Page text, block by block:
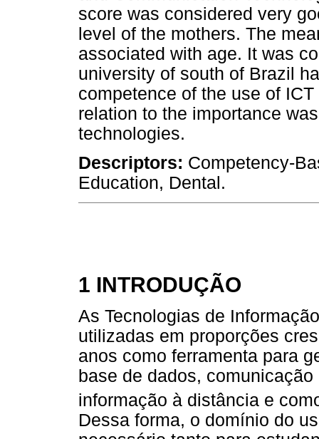
score was considered very
level of the mothers. The
associated with age. It was
university of south of Brazil
competence of the use of
relation to the importance
technologies.
Descriptors: Competency-
Education, Dental.
1 INTRODUÇÃO
As Tecnologias de
utilizadas em proporções
anos como ferramenta para
base de dados,
informação à distância e
Dessa forma, o domínio do